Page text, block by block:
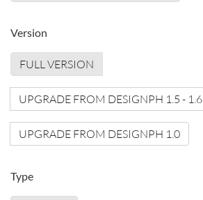
Version
FULL VERSION
UPGRADE FROM DESIGNPH 1.5 - 1.6
UPGRADE FROM DESIGNPH 1.0
Type